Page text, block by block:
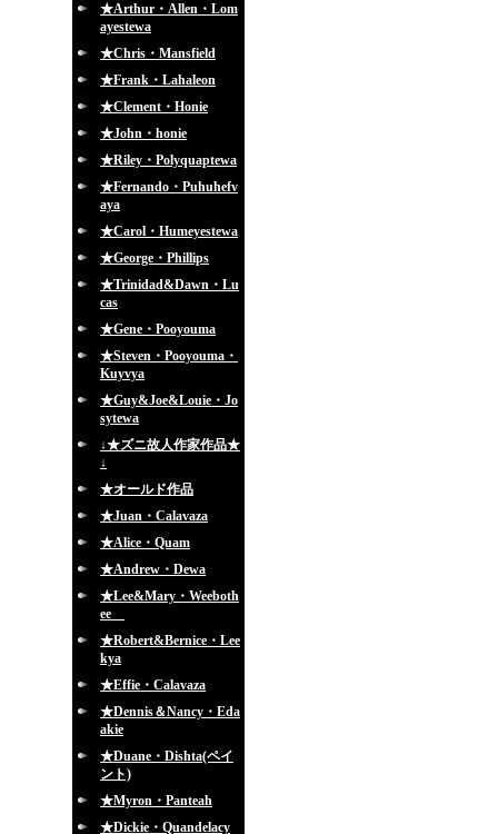
★Arthur・Allen・Lom
ayestewa
★Chris・Mansfield
★Frank・Lahaleon
★Clement・Honie
★John・honie
★Riley・Polyquaptewa
★Fernando・Puhuhefv
aya
★Carol・Humeyestewa
★George・Phillips
★Trinidad&Dawn・Lu
cas
★Gene・Pooyouma
★Steven・Pooyouma・
Kuyvya
★Guy&Joe&Louie・Jo
sytewa
↓★ズニ故人作家作品★
↓
★オールド作品
★Juan・Calavaza
★Alice・Quam
★Andrew・Dewa
★Lee&Mary・Weeboth
ee
★Robert&Bernice・Lee
kya
★Effie・Calavaza
★Dennis＆Nancy・Eda
akie
★Duane・Dishta(ペイ
ント)
★Myron・Panteah
★Dickie・Quandelacy